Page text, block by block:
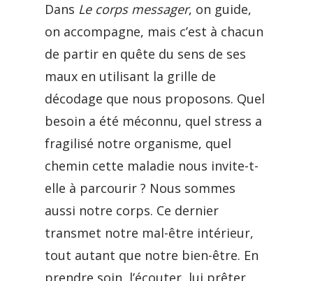
Dans Le corps messager, on guide,
on accompagne, mais c’est à chacun
de partir en quête du sens de ses
maux en utilisant la grille de
décodage que nous proposons. Quel
besoin a été méconnu, quel stress a
fragilisé notre organisme, quel
chemin cette maladie nous invite-t-
elle à parcourir ? Nous sommes
aussi notre corps. Ce dernier
transmet notre mal-être intérieur,
tout autant que notre bien-être. En
prendre soin, l’écouter, lui prêter